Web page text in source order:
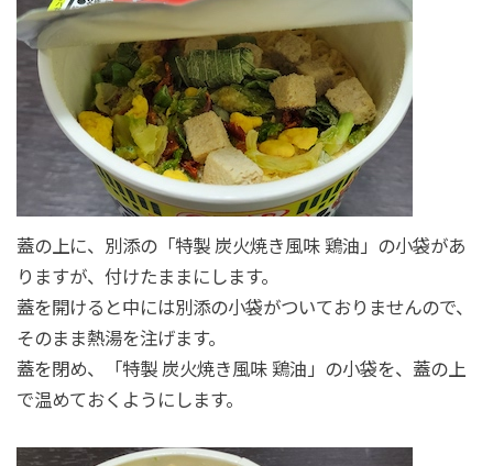
蓋の上に、別添の「特製 炭火焼き風味 鶏油」の小袋があ
りますが、付けたままにします。
蓋を開けると中には別添の小袋がついておりませんので、
そのまま熱湯を注げます。
蓋を閉め、「特製 炭火焼き風味 鶏油」の小袋を、蓋の上
で温めておくようにします。